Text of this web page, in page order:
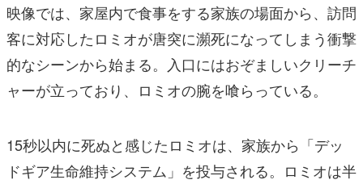
映像では、家屋内で食事をする家族の場面から、訪問
客に対応したロミオが唐突に瀕死になってしまう衝撃
的なシーンから始まる。入口にはおぞましいクリーチ
ャーが立っており、ロミオの腕を喰らっている。
15秒以内に死ぬと感じたロミオは、家族から「デッ
ドギア生命維持システム」を投与される。ロミオは半